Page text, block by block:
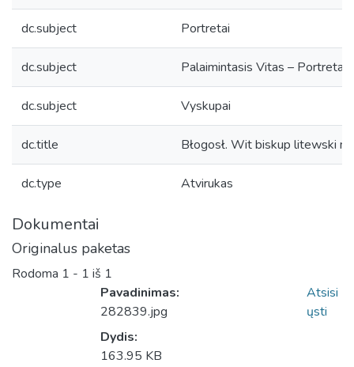
dc.subject Portretai
dc.subject Palaimintasis Vitas – Portretai
dc.subject Vyskupai
dc.title Błogosł. Wit biskup litewski
dc.type Atvirukas
Dokumentai
Originalus paketas
Rodoma 1 - 1 iš 1
Pavadinimas:
282839.jpg
Dydis:
163.95 KB
Atsisi
ųsti